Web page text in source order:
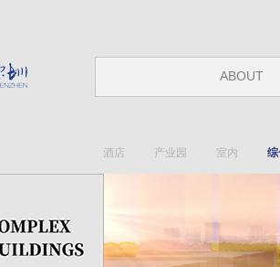
ABOUT
酒店 产业园 室内